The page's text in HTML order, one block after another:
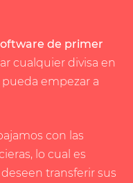
de primer
cualquier divisa en
empezar a
con las
lo cual es
transferir sus